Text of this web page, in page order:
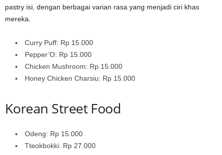
pastry isi, dengan berbagai varian rasa yang menjadi ciri khas
mereka.
Curry Puff: Rp 15.000
Pepper’O: Rp 15.000
Chicken Mushroom: Rp 15.000
Honey Chicken Charsiu: Rp 15.000
Korean Street Food
Odeng: Rp 15.000
Tteokbokki: Rp 27.000